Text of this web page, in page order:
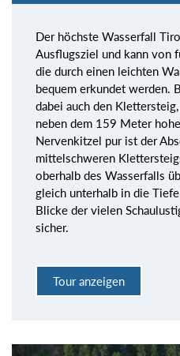
Der höchste Wasserfall
Ausflugsziel und kann von
die durch einen leichten
bequem erkundet werden.
dabei auch den
neben dem 159 Meter
Nervenkitzel pur ist der
mittelschweren
oberhalb des Wasserfalls
gleich unterhalb in die
Blicke der vielen
sicher.
Tour anzeigen